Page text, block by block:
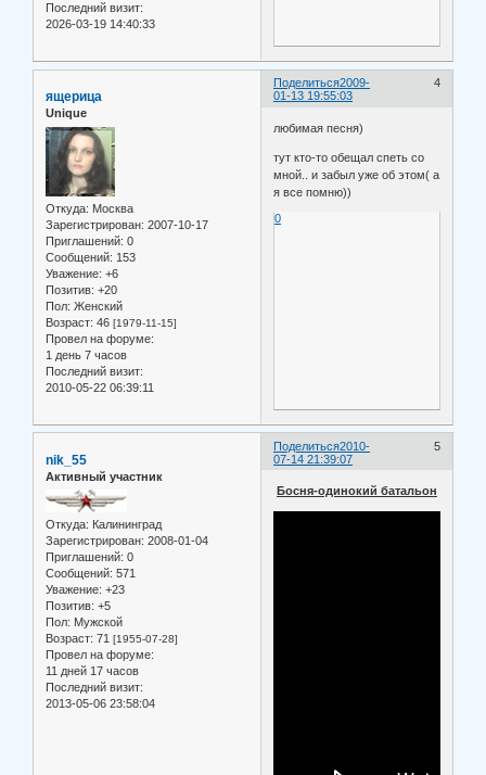
Последний визит:
2026-03-19 14:40:33
Поделиться 4
2009-
01-13 19:55:03
ящерица
Unique
Откуда: Москва
Зарегистрирован: 2007-10-17
Приглашений: 0
Сообщений: 153
Уважение: +6
Позитив: +20
Пол: Женский
Возраст: 46 [1979-11-15]
Провел на форуме:
1 день 7 часов
Последний визит:
2010-05-22 06:39:11
любимая песня)
тут кто-то обещал спеть со
мной.. и забыл уже об этом( а
я все помню))
0
Поделиться 5
2010-
07-14 21:39:07
nik_55
Активный участник
Откуда: Калининград
Зарегистрирован: 2008-01-04
Приглашений: 0
Сообщений: 571
Уважение: +23
Позитив: +5
Пол: Мужской
Возраст: 71 [1955-07-28]
Провел на форуме:
11 дней 17 часов
Последний визит:
2013-05-06 23:58:04
Босня-одинокий батальон